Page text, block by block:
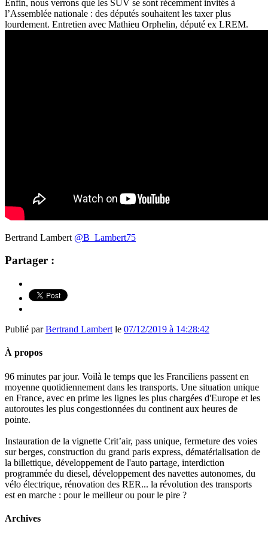
Enfin, nous verrons que les SUV se sont récemment invités à
l’Assemblée nationale : des députés souhaitent les taxer plus
lourdement. Entretien avec Mathieu Orphelin, député ex LREM.
Bertrand Lambert @B_Lambert75
Partager :
Publié parBertrand Lambert le 07/12/2019 à 14:28:42
À propos
96 minutes par jour. Voilà le temps que les Franciliens passent en
moyenne quotidiennement dans les transports. Une situation unique
en France, avec en prime les lignes les plus chargées d'Europe et les
autoroutes les plus congestionnées du continent aux heures de
pointe.
Instauration de la vignette Crit’air, pass unique, fermeture des voies
sur berges, construction du grand paris express, dématérialisation de
la billettique, développement de l'auto partage, interdiction
programmée du diesel, développement des navettes autonomes, du
vélo électrique, rénovation des RER... la révolution des transports
est en marche : pour le meilleur ou pour le pire ?
Archives